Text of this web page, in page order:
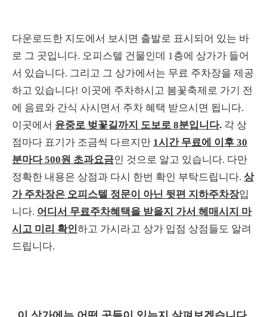
다운로드한 지도에서 보시면 출발로 표시되어 있는 바
로 그 곳입니다. 오피스텔 건물인데 1층에 상가가 들어
서 있습니다. 그리고 그 상가에서는 무료 주차장을 제공
하고 있습니다! 이곳에 주차하시고 봄꽃축제로 가기 전
에 음료와 간식 사시면서 주차 혜택 받으시면 됩니다.
이곳에서 윤중로 벚꽃길까지 도보로 8분입니다. 각 상
점마다 표기가 조금씩 다르지만 1시간 무료에 이후 30
분마다 500원 초과요금인 것으로 알고 있습니다. 다만
정확한 내용은 상점과 다시 한번 확인 부탁드립니다. 상
가 주차장은 오피스텔 정문이 아닌 뒷편 지하주차장입
니다. 어디서 무료주차혜택을 받을지 가서 헤매시지 마
시고 미리 확인하고 가시라고 상가 입점 상점들도 알려
드립니다.